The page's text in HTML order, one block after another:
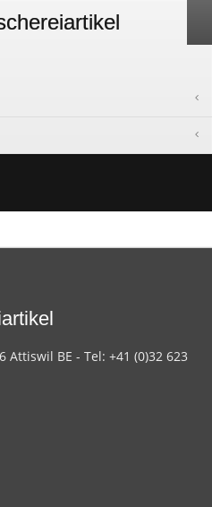
Attiswil BE - Tel: +41 (0)32 623